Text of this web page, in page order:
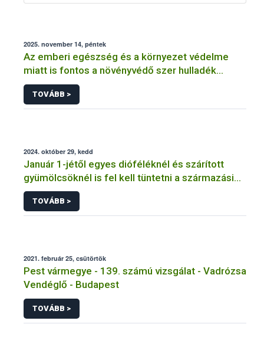
2025. november 14, péntek
Az emberi egészség és a környezet védelme
miatt is fontos a növényvédő szer hulladék
szabályszerű kezelése
TOVÁBB >
2024. október 29, kedd
Január 1-jétől egyes dióféléknél és szárított
gyümölcsöknél is fel kell tüntetni a származási
országot
TOVÁBB >
2021. február 25, csütörtök
Pest vármegye - 139. számú vizsgálat - Vadrózsa
Vendéglő - Budapest
TOVÁBB >